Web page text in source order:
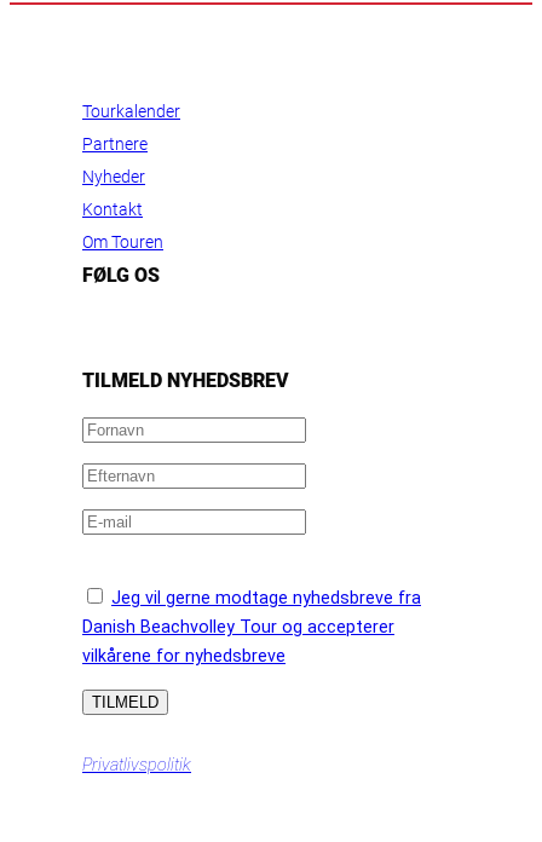
Tourkalender
Partnere
Nyheder
Kontakt
Om Touren
FØLG OS
TILMELD NYHEDSBREV
Jeg vil gerne modtage nyhedsbreve fra
Danish Beachvolley Tour og accepterer
vilkårene for nyhedsbreve
Privatlivspolitik